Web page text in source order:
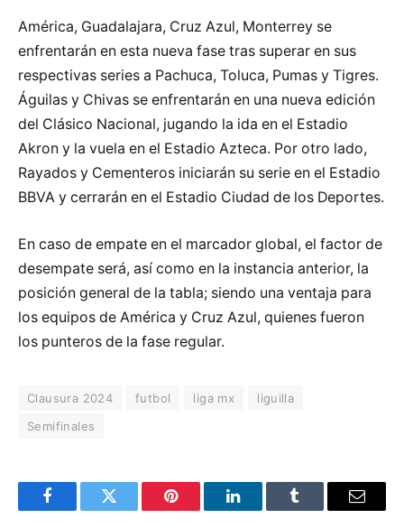
América, Guadalajara, Cruz Azul, Monterrey se
enfrentarán en esta nueva fase tras superar en sus
respectivas series a Pachuca, Toluca, Pumas y Tigres.
Águilas y Chivas se enfrentarán en una nueva edición
del Clásico Nacional, jugando la ida en el Estadio
Akron y la vuela en el Estadio Azteca. Por otro lado,
Rayados y Cementeros iniciarán su serie en el Estadio
BBVA y cerrarán en el Estadio Ciudad de los Deportes.
En caso de empate en el marcador global, el factor de
desempate será, así como en la instancia anterior, la
posición general de la tabla; siendo una ventaja para
los equipos de América y Cruz Azul, quienes fueron
los punteros de la fase regular.
Clausura 2024 futbol liga mx
liguilla
Semifinales
FacebookTwitter Pinterest LinkedInTumblr Email